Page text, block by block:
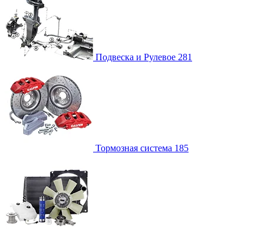
Подвеска и Рулевое 281
Тормозная система 185